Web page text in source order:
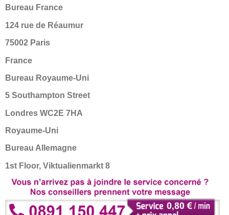
Bureau France
124 rue de Réaumur
75002 Paris
France
Bureau Royaume-Uni
5 Southampton Street
Londres WC2E 7HA
Royaume-Uni
Bureau Allemagne
1st Floor, Viktualienmarkt 8